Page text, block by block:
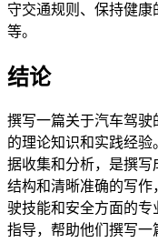
守交通规则、保持健
等。
结论
撰写一篇关于汽车驾
的理论知识和实践经
据收集和分析，是撰
结构和清晰准确的写
驶技能和安全方面的
指导，帮助他们撰写